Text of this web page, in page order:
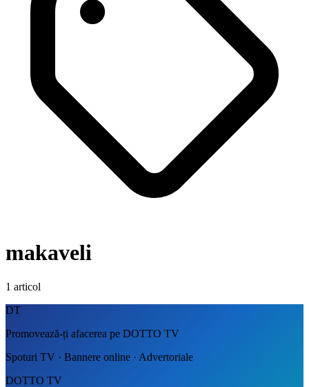
makaveli
1 articol
DT
Promovează-ți afacerea pe DOTTO TV
Spoturi TV · Bannere online · Advertoriale
DOTTO TV